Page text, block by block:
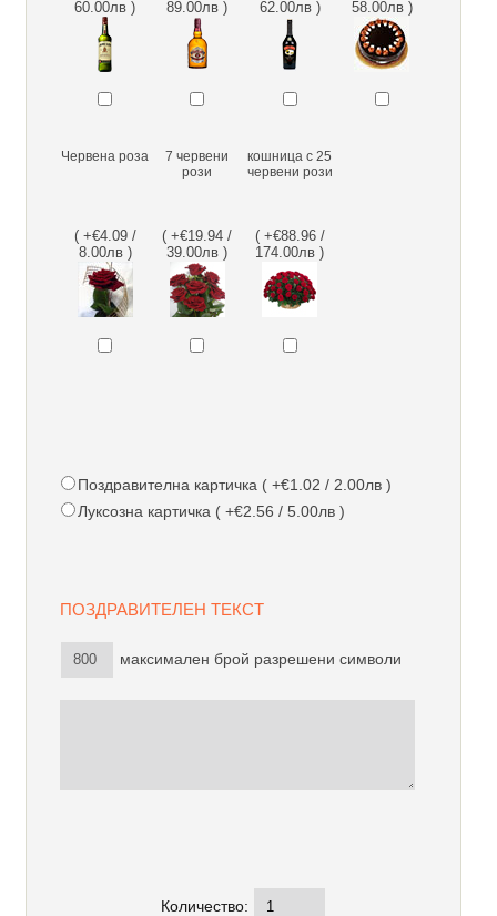
60.00лв ) 89.00лв ) 62.00лв ) 58.00лв )
Червена роза
( +€4.09 /
8.00лв )
7 червени
рози
( +€19.94 /
39.00лв )
кошница с 25
червени рози
( +€88.96 /
174.00лв )
Поздравителна картичка ( +€1.02 / 2.00лв )
Луксозна картичка ( +€2.56 / 5.00лв )
ПОЗДРАВИТЕЛЕН ТЕКСТ
максимален брой разрешени символи
Количество: